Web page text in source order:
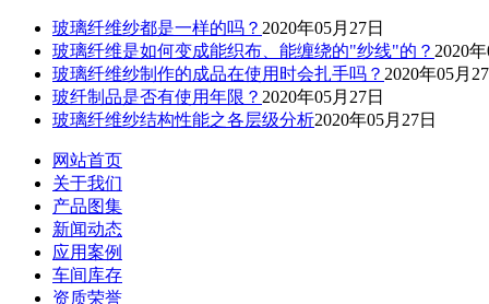
玻璃纤维纱都是一样的吗？ 2020年05月27日
玻璃纤维是如何变成能织布、能缠绕的"纱线"的？ 2020
玻璃纤维纱制作的成品在使用时会扎手吗？ 2020年05月
玻纤制品是否有使用年限？ 2020年05月27日
玻璃纤维纱结构性能之各层级分析2020年05月27日
网站首页
关于我们
产品图集
新闻动态
应用案例
车间库存
资质荣誉